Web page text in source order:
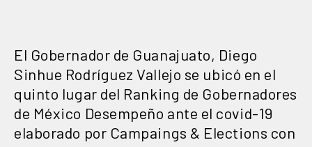
El Gobernador de Guanajuato, Diego
Sinhue Rodríguez Vallejo se ubicó en el
quinto lugar del Ranking de Gobernadores
de México Desempeño ante el covid-19
elaborado por Campaings & Elections con